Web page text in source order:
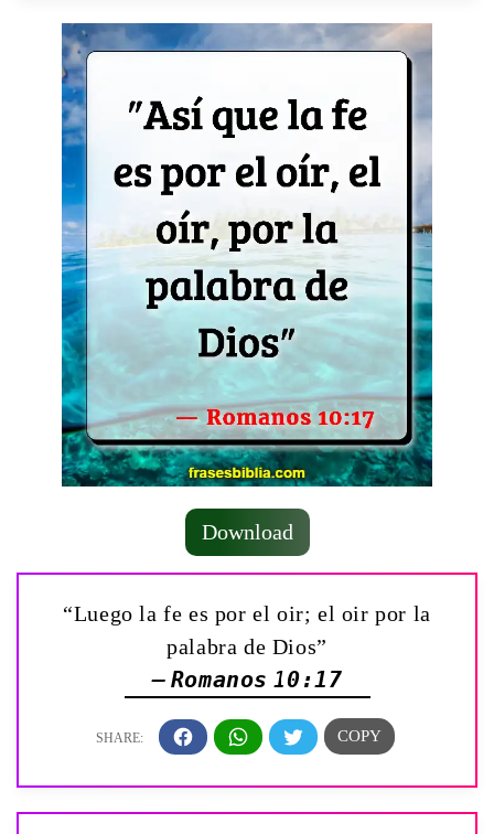
Download
“Luego la fe es por el oir; el oir por la
palabra de Dios”
— Romanos 10:17